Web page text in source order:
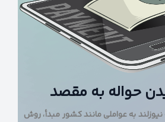
حواله به مقصد
به عواملی مانند کشور مبدأ، روش